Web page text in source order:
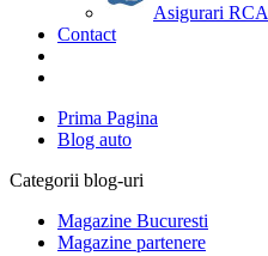
Asigurari RCA
Contact
Prima Pagina
Blog auto
Categorii blog-uri
Magazine Bucuresti
Magazine partenere